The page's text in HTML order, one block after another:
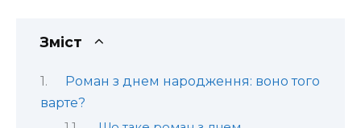
Зміст
Роман з днем народження: воно того
варте?